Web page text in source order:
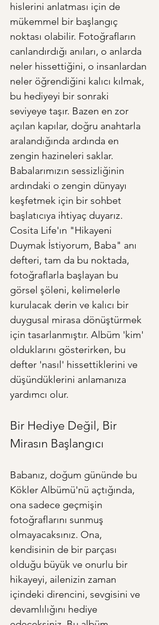
hislerini anlatması için de
mükemmel bir başlangıç
noktası olabilir. Fotoğrafların
canlandırdığı anıları, o anlarda
neler hissettiğini, o insanlardan
neler öğrendiğini kalıcı kılmak,
bu hediyeyi bir sonraki
seviyeye taşır. Bazen en zor
açılan kapılar, doğru anahtarla
aralandığında ardında en
zengin hazineleri saklar.
Babalarımızın sessizliğinin
ardındaki o zengin dünyayı
keşfetmek için bir sohbet
başlatıcıya ihtiyaç duyarız.
Cosita Life'ın "Hikayeni
Duymak İstiyorum, Baba" anı
defteri, tam da bu noktada,
fotoğraflarla başlayan bu
görsel şöleni, kelimelerle
kurulacak derin ve kalıcı bir
duygusal mirasa dönüştürmek
için tasarlanmıştır. Albüm 'kim'
olduklarını gösterirken, bu
defter 'nasıl' hissettiklerini ve
düşündüklerini anlamanıza
yardımcı olur.
Bir Hediye Değil, Bir
Mirasın Başlangıcı
Babanız, doğum gününde bu
Kökler Albümü'nü açtığında,
ona sadece geçmişin
fotoğraflarını sunmuş
olmayacaksınız. Ona,
kendisinin de bir parçası
olduğu büyük ve onurlu bir
hikayeyi, ailenizin zaman
içindeki direncini, sevgisini ve
devamlılığını hediye